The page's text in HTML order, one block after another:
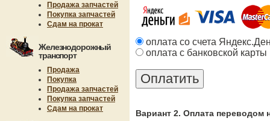
Продажа запчастей
Покупка запчастей
Сдам на прокат
Железнодорожный
транспорт
Продажа
Покупка
Продажа запчастей
Покупка запчастей
Сдам на прокат
оплата со счета
оплата с банковской карты
Вариант 2. Оплата переводом